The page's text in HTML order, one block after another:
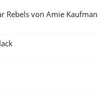
Rebels von Amie Kaufman